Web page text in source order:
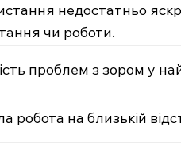
недостатньо
чи роботи.
проблем з зором у
робота на близькій